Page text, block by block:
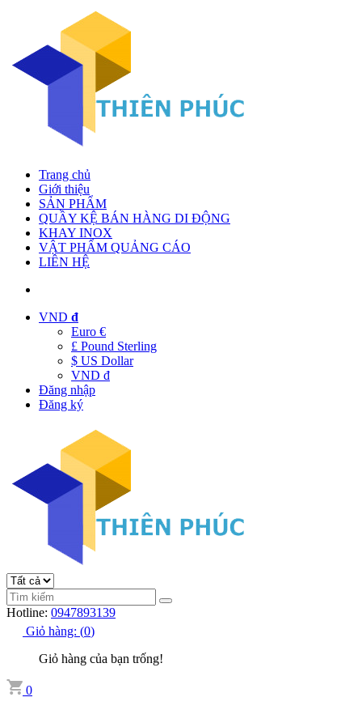
Trang chủ
Giới thiệu
SẢN PHẨM
QUẦY KỆ BÁN HÀNG DI ĐỘNG
KHAY INOX
VẬT PHẨM QUẢNG CÁO
LIÊN HỆ
VND đ
Euro €
£ Pound Sterling
$ US Dollar
VND đ
Đăng nhập
Đăng ký
Hotline: 0947893139
Giỏ hàng: (0)
Giỏ hàng của bạn trống!
0